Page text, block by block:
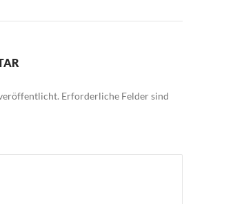
Erforderliche Felder sind